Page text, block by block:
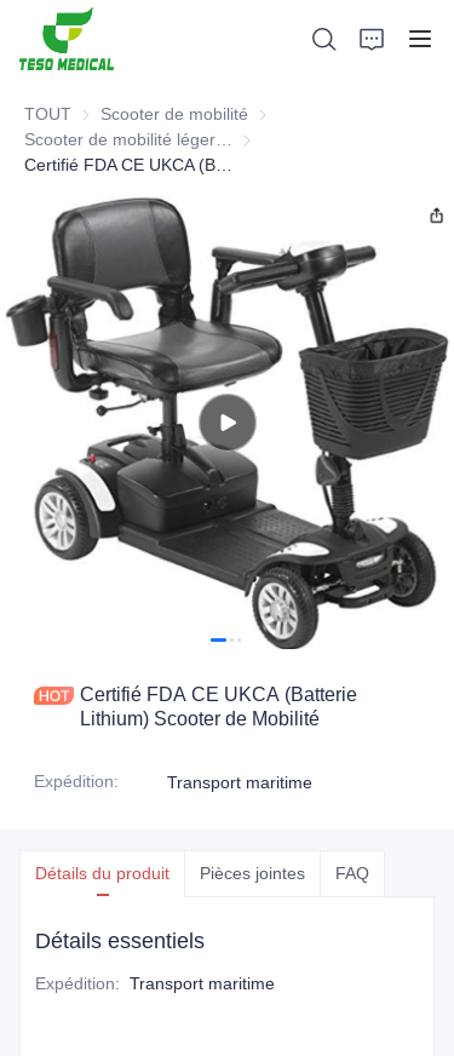
TOUT Scooter de mobilité Scooter de mobilité
Scooter de mobilité léger et
Certifié FDA CE UKCA (Batterie
Lithium) Scooter de Mobilité
Expédition: Transport maritime
Détails du produit Pièces jointes FAQ
Détails essentiels
Expédition: Transport maritime
Produits
À propos de nous
Actualités et cas de coopération
Bases et processus de fabrication
Soutien